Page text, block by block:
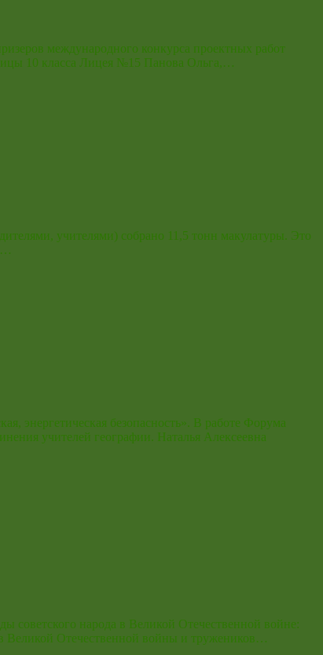
международного конкурса проектных работ
10 класса Лицея №15 Панова Ольга,…
учителями) собрано 11,5 тонн макулатуры. Это
энергетическая безопасность». В работе Форума
учителей географии. Наталья Алексеевна
народа в Великой Отечественной войне:
Великой Отечественной войны и тружеников…